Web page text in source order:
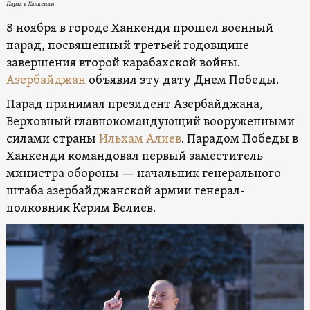
Парад в Ханкенди
8 ноября в городе Ханкенди прошел военный
парад, посвященный третьей годовщине
завершения второй карабахской войны.
Азербайджанобъявил эту дату Днем Победы.
Парад принимал президент Азербайджана,
Верховный главнокомандующий вооруженными
силами страны Ильхам Алиев. Парадом Победы в
Ханкенди командовал первый заместитель
министра обороны — начальник генерального
штаба азербайджанской армии генерал-
полковник Керим Велиев.